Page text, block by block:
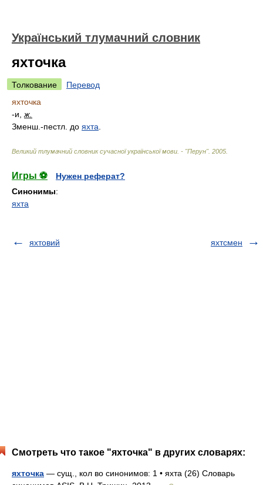
Український тлумачний словник
яхточка
Толкование
Перевод
яхточка
-и, ж.
Зменш.-пестл. до яхта
Великий тлумачний словник сучасної української мови. - "Перун". 2005
Игры ⚽
Нужен реферат?
Синонимы:
яхта
яхтовий яхтсмен
Смотреть что такое "яхточка" в других словарях:
яхточка — сущ., кол во синонимов: 1 • яхта (26) Словарь